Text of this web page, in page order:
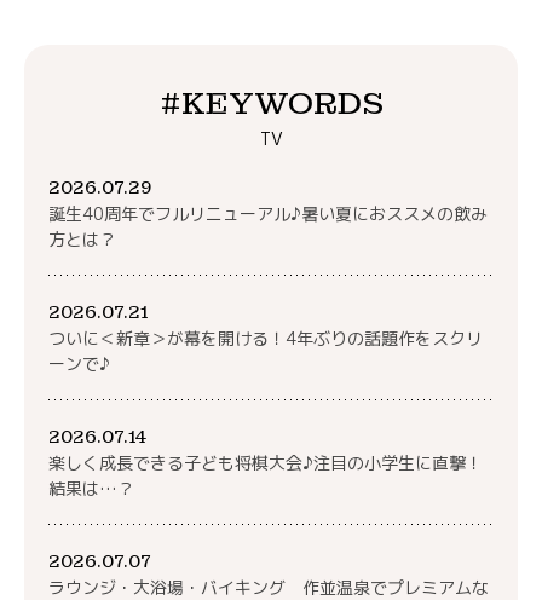
#KEYWORDS
TV
2026.07.29
誕生40周年でフルリニューアル♪暑い夏におススメの飲み
方とは？
2026.07.21
ついに＜新章＞が幕を開ける！4年ぶりの話題作をスクリ
ーンで♪
2026.07.14
楽しく成長できる子ども将棋大会♪注目の小学生に直撃！
結果は…？
2026.07.07
ラウンジ・大浴場・バイキング 作並温泉でプレミアムな